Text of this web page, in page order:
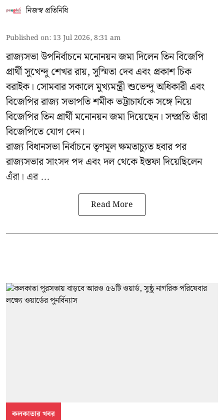
নিজস্ব প্রতিনিধি
Published on: 13 Jul 2026, 8:31 am
রাজ্যসভা উপনির্বাচনে মনোনয়ন জমা দিলেন তিন বিজেপি
প্রার্থী সুখেন্দু শেখর রায়, সুস্মিতা দেব এবং প্রকাশ চিক
বরাইক। সোমবার সকালে মুখ্যমন্ত্রী শুভেন্দু অধিকারী এবং
বিজেপির রাজ্য সভাপতি শমীক ভট্টাচার্যকে সঙ্গে নিয়ে
বিজেপির তিন প্রার্থী মনোনয়ন জমা দিয়েছেন। সম্প্রতি তাঁরা
বিজেপিতে যোগ দেন।
রাজ্য বিধানসভা নির্বাচনে তৃণমূল ক্ষমতাচ্যুত হবার পর
রাজ্যসভার সাংসদ পদ এবং দল থেকে ইস্তফা দিয়েছিলেন
এঁরা। এর ...
Read More
কলকাতার খবর